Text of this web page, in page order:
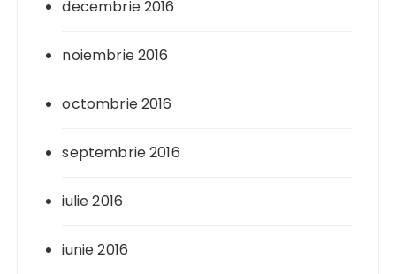
decembrie 2016
noiembrie 2016
octombrie 2016
septembrie 2016
iulie 2016
iunie 2016